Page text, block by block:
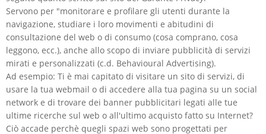
Servono per "monitorare e profilare gli utenti durante la
navigazione, studiare i loro movimenti e abitudini di
consultazione del web o di consumo (cosa comprano, cosa
leggono, ecc.), anche allo scopo di inviare pubblicità di servizi
mirati e personalizzati (c.d. Behavioural Advertising).
Ad esempio: Ti è mai capitato di visitare un sito di servizi, di
usare la tua webmail o di accedere alla tua pagina su un social
network e di trovare dei banner pubblicitari legati alle tue
ultime ricerche sul web o all'ultimo acquisto fatto su Internet?
Ciò accade perchè quegli spazi web sono progettati per